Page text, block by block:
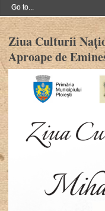
Ziua Culturii
Aproape de